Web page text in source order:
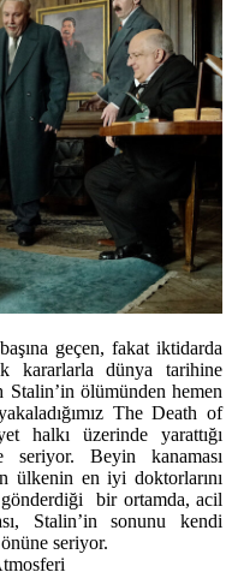
geçen, fakat iktidarda
kararlarla dünya tarihine
ölümünden hemen
The Death of
halkı üzerinde yarattığı
seriyor. Beyin kanaması
ülkenin en iyi doktorlarını
bir ortamda, acil
Stalin’in sonunu kendi
seriyor.